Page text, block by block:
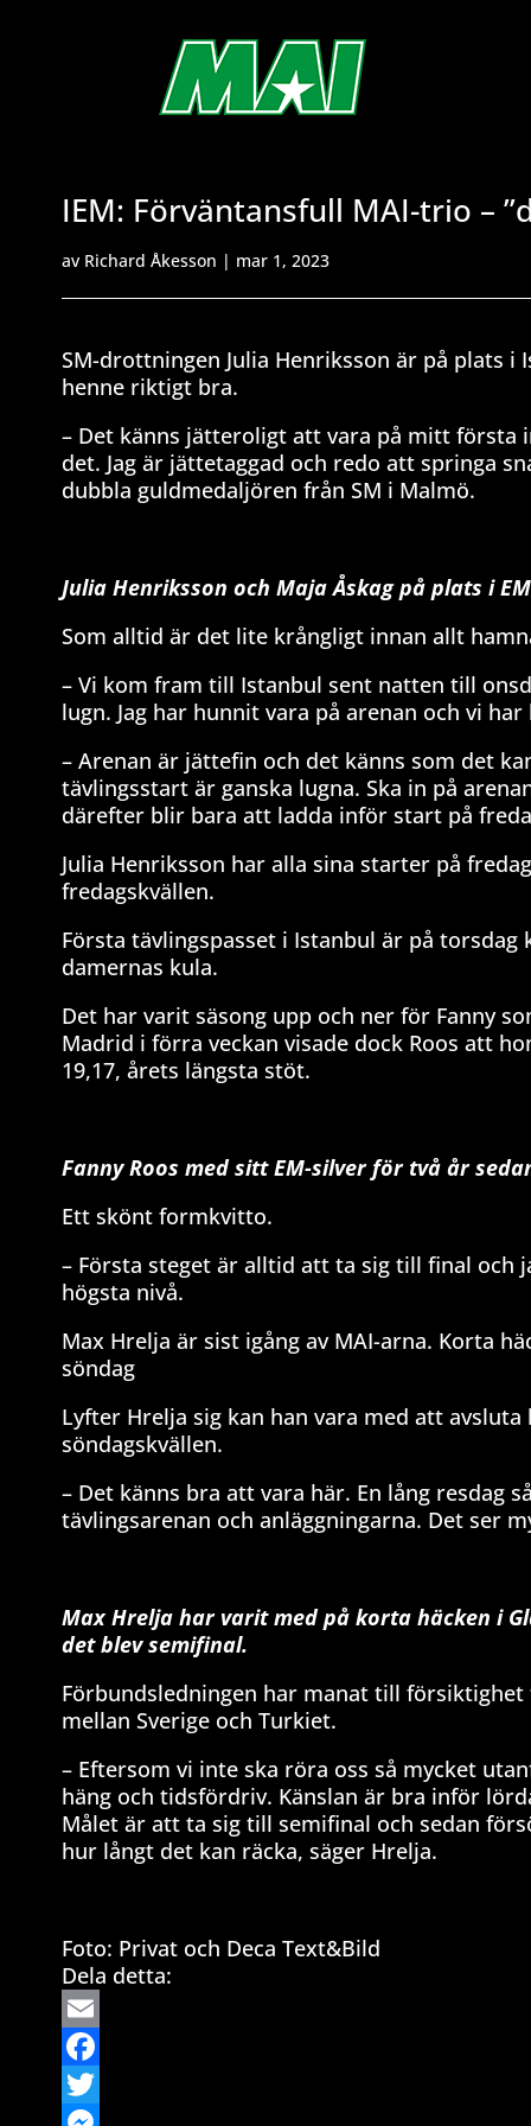
IEM: Förväntansfull MAI-trio –
av Richard Åkesson | mar 1, 2023
SM-drottningen Julia Henriksson är på plats
henne riktigt bra.
– Det känns jätteroligt att vara på mitt första
det. Jag är jättetaggad och redo att springa
dubbla guldmedaljören från SM i Malmö.
Julia Henriksson och Maja Åskag på plats i
Som alltid är det lite krångligt innan allt
– Vi kom fram till Istanbul sent natten till
lugn. Jag har hunnit vara på arenan och vi
– Arenan är jättefin och det känns som det
tävlingsstart är ganska lugna. Ska in på
därefter blir bara att ladda inför start på
Julia Henriksson har alla sina starter på
fredagskvällen.
Första tävlingspasset i Istanbul är på torsdag
damernas kula.
Det har varit säsong upp och ner för Fanny
Madrid i förra veckan visade dock Roos att
19,17, årets längsta stöt.
Fanny Roos med sitt EM-silver för två år
Ett skönt formkvitto.
– Första steget är alltid att ta sig till final och
högsta nivå.
Max Hrelja är sist igång av MAI-arna. Korta
söndag
Lyfter Hrelja sig kan han vara med att
söndagskvällen.
– Det känns bra att vara här. En lång resdag
tävlingsarenan och anläggningarna. Det ser
Max Hrelja har varit med på korta häcken i
det blev semifinal.
Förbundsledningen har manat till
mellan Sverige och Turkiet.
– Eftersom vi inte ska röra oss så mycket
häng och tidsfördriv. Känslan är bra inför
Målet är att ta sig till semifinal och sedan
hur långt det kan räcka, säger Hrelja.
Foto: Privat och Deca Text&Bild
Dela detta:
Email
Facebook